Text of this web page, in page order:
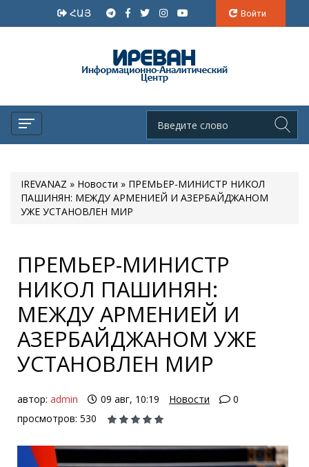
ՀԱՅ Войти
IREVANAZ » Новости » ПРЕМЬЕР-МИНИСТР НИКОЛ
ПАШИНЯН: МЕЖДУ АРМЕНИЕЙ И АЗЕРБАЙДЖАНОМ
УЖЕ УСТАНОВЛЕН МИР
ПРЕМЬЕР-МИНИСТР
НИКОЛ ПАШИНЯН:
МЕЖДУ АРМЕНИЕЙ И
АЗЕРБАЙДЖАНОМ УЖЕ
УСТАНОВЛЕН МИР
автор: admin 09 авг, 10:19 Новости
0
просмотров: 530